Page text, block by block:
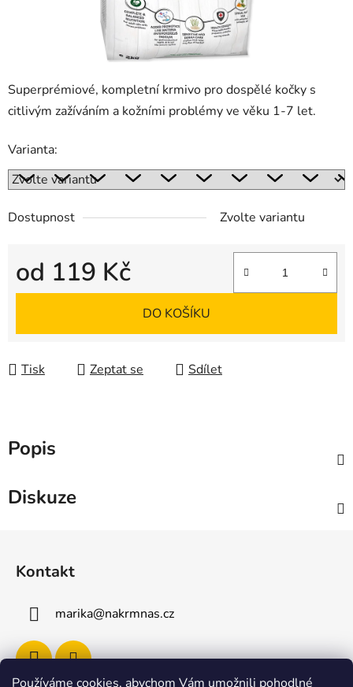
Používáme cookies, abychom Vám umožnili pohodlné
Superprémiové, kompletní krmivo pro dospělé kočky s
citlivým zažíváním a kožními problémy ve věku 1-7 let.
Varianta:
Dostupnost Zvolte variantu
od 119 Kč
Měrná cena:
DO KOŠÍKU
Tisk Zeptat se Sdílet
Popis
Diskuze
Kontakt
marika@nakrmnas.cz